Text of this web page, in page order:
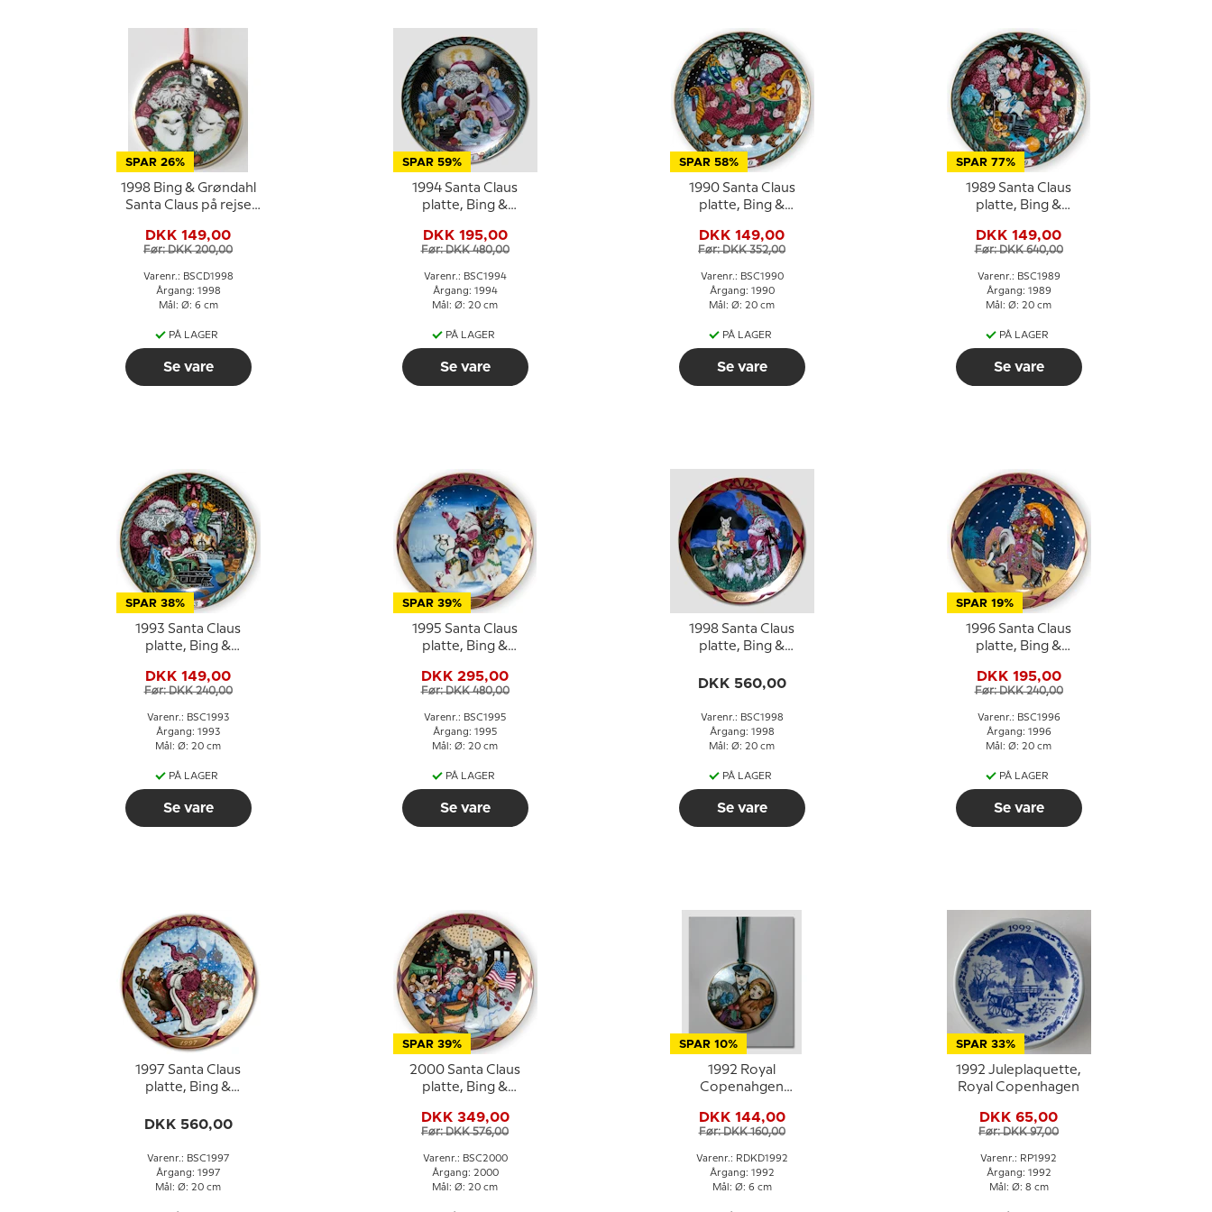
SPAR 26%
1998 Bing & Grøndahl
Santa Claus på rejse
DKK 149,00
Før: DKK 200,00
Varenr.: BSCD1998
Årgang: 1998
Mål: Ø: 6 cm
PÅ LAGER
Se vare
SPAR 59%
1994 Santa Claus
platte, Bing &
DKK 195,00
Før: DKK 480,00
Varenr.: BSC1994
Årgang: 1994
Mål: Ø: 20 cm
PÅ LAGER
Se vare
SPAR 58%
1990 Santa Claus
platte, Bing &
DKK 149,00
Før: DKK 352,00
Varenr.: BSC1990
Årgang: 1990
Mål: Ø: 20 cm
PÅ LAGER
Se vare
SPAR 77%
1989 Santa Claus
platte, Bing &
DKK 149,00
Før: DKK 640,00
Varenr.: BSC1989
Årgang: 1989
Mål: Ø: 20 cm
PÅ LAGER
Se vare
SPAR 38%
1993 Santa Claus
platte, Bing &
DKK 149,00
Før: DKK 240,00
Varenr.: BSC1993
Årgang: 1993
Mål: Ø: 20 cm
PÅ LAGER
Se vare
SPAR 39%
1995 Santa Claus
platte, Bing &
DKK 295,00
Før: DKK 480,00
Varenr.: BSC1995
Årgang: 1995
Mål: Ø: 20 cm
PÅ LAGER
Se vare
1998 Santa Claus
platte, Bing &
DKK 560,00
Varenr.: BSC1998
Årgang: 1998
Mål: Ø: 20 cm
PÅ LAGER
Se vare
SPAR 19%
1996 Santa Claus
platte, Bing &
DKK 195,00
Før: DKK 240,00
Varenr.: BSC1996
Årgang: 1996
Mål: Ø: 20 cm
PÅ LAGER
Se vare
1997 Santa Claus
platte, Bing &
DKK 560,00
Varenr.: BSC1997
Årgang: 1997
Mål: Ø: 20 cm
SPAR 39%
2000 Santa Claus
platte, Bing &
DKK 349,00
Før: DKK 576,00
Varenr.: BSC2000
Årgang: 2000
Mål: Ø: 20 cm
SPAR 10%
1992 Royal
Copenahgen
Familie
DKK 144,00
Før: DKK 160,00
Varenr.: RDKD1992
Årgang: 1992
Mål: Ø: 6 cm
SPAR 33%
1992 Juleplaquette,
Royal Copenhagen
DKK 65,00
Før: DKK 97,00
Varenr.: RP1992
Årgang: 1992
Mål: Ø: 8 cm